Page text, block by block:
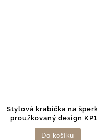
krabička na šperky –
design KP1-4
Do košíku